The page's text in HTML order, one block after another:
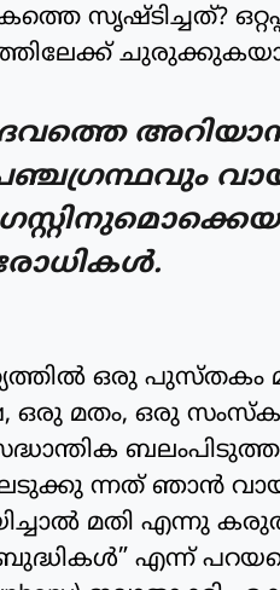
സൃഷ്ടിച്ചത്?
അറിയാൻ
ഒരു പുസ്തകം
ഒരു മതം, ഒരു
ന്നത് ഞാൻ
മതി എന്നു
എന്ന്